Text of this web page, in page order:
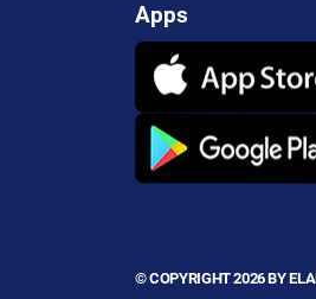
Apps
© COPYRIGHT 2026 BY